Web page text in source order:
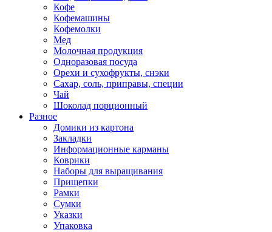
Кофе
Кофемашины
Кофемолки
Мед
Молочная продукция
Одноразовая посуда
Орехи и сухофрукты, снэки
Сахар, соль, приправы, специи
Чай
Шоколад порционный
Разное
Домики из картона
Закладки
Информационные карманы
Коврики
Наборы для выращивания
Прищепки
Рамки
Сумки
Указки
Упаковка